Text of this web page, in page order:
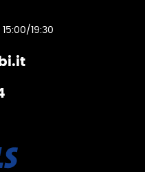
19:30